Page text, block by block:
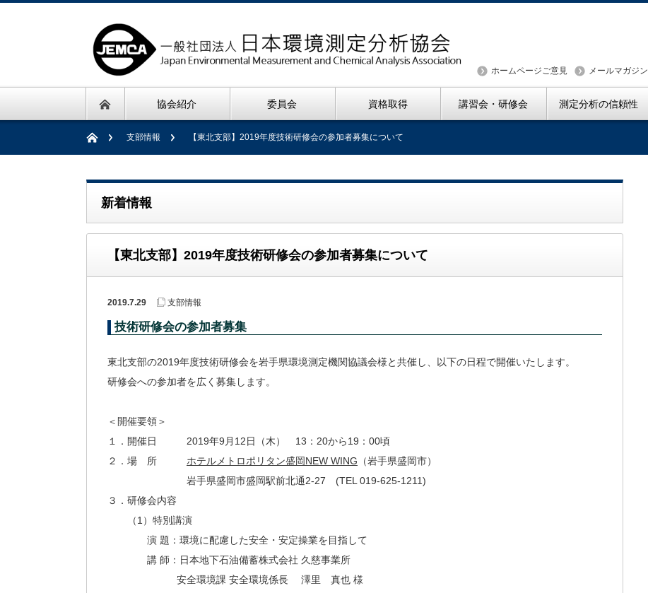
ホームページご意見 メールマガジン
協会紹介 委員会 資格取得 講習会・研修会 測定分析の信頼性
支部情報 【東北支部】2019年度技術研修会の参加者募集について
新着情報
【東北支部】2019年度技術研修会の参加者募集について
2019.7.29 支部情報
技術研修会の参加者募集
東北支部の2019年度技術研修会を岩手県環境測定機関協議会様と共催し、以下の日程で開催いたします。
研修会への参加者を広く募集します。
＜開催要領＞
１．開催日 2019年9月12日（木） 13：20から19：00頃
２．場 所 ホテルメトロポリタン盛岡NEW WING （岩手県盛岡市）
岩手県盛岡市盛岡駅前北通2-27 (TEL 019-625-1211)
３．研修会内容
（1）特別講演
演 題：環境に配慮した安全・安定操業を目指して
講 師：日本地下石油備蓄株式会社 久慈事業所
安全環境課 安全環境係長 澤里 真也 様